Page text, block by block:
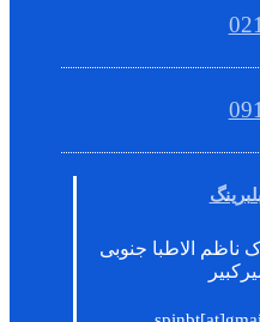
ناظم الاطبا جنوبی